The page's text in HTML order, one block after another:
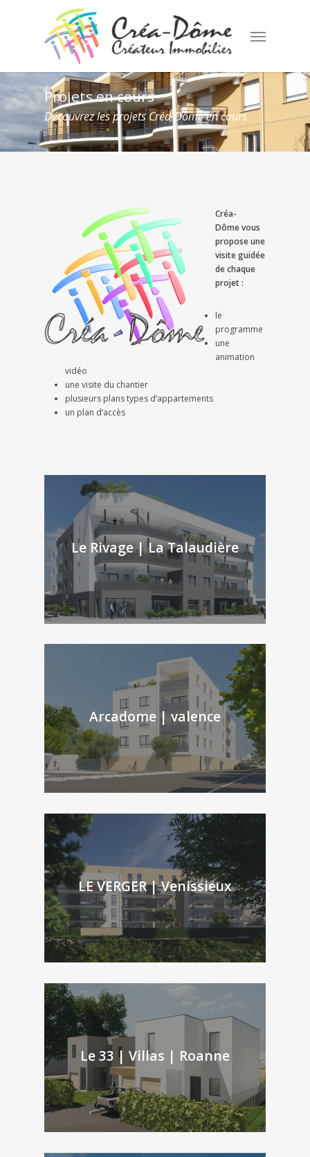
Menu
Projetsencours
Découvrez les projets Créa-Dôme en cours
Créa-
Dômevous
propose une
visite guidée
de chaque
projet :
le
programme
une
animation
vidéo
une visite du chantier
plusieurs plans types d’appartements
un plan d’accès
Le Rivage | La Talaudière
Arcadome | valence
LE VERGER | Venissieux
Le 33 | Villas | Roanne